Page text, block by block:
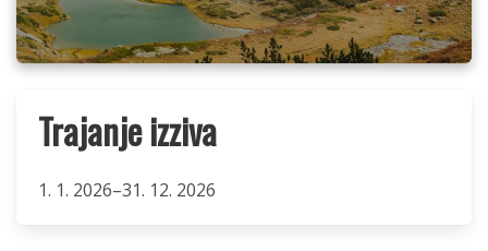
Trajanje izziva
1. 1. 2026–31. 12. 2026